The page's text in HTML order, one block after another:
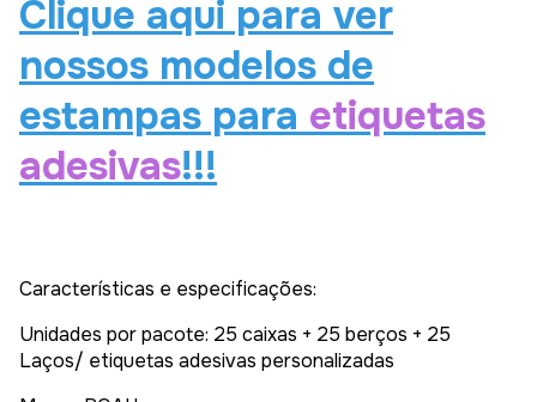
Clique aqui para ver
nossos modelos de
estampas para etiquetas
adesivas!!!
Características e especificações:
Unidades por pacote: 25 caixas + 25 berços + 25
Laços/ etiquetas adesivas personalizadas